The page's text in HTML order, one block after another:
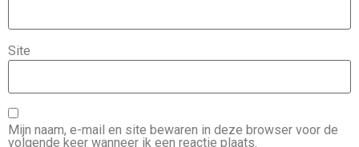
Site
Mijn naam, e-mail en site bewaren in deze browser voor de
volgende keer wanneer ik een reactie plaats.